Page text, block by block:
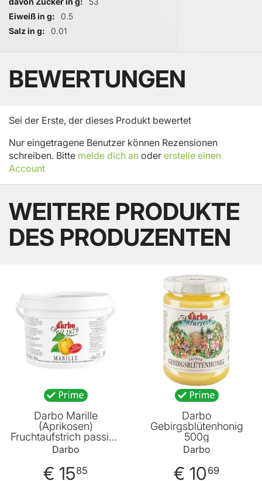
Eiweiß in g
0.5
Salz in g
0.01
BEWERTUNGEN
Sei der Erste, der dieses Produkt bewertet
Nur eingetragene Benutzer können Rezensionen
schreiben. Bitte melde dich an oder erstelle einen
Account
WEITERE PRODUKTE
DES PRODUZENTEN
Darbo Marille
(Aprikosen)
Fruchtaufstrich passiert
2000g
Darbo
€ 1585
Darbo
Gebirgsblütenhonig
500g
Darbo
€ 10 69